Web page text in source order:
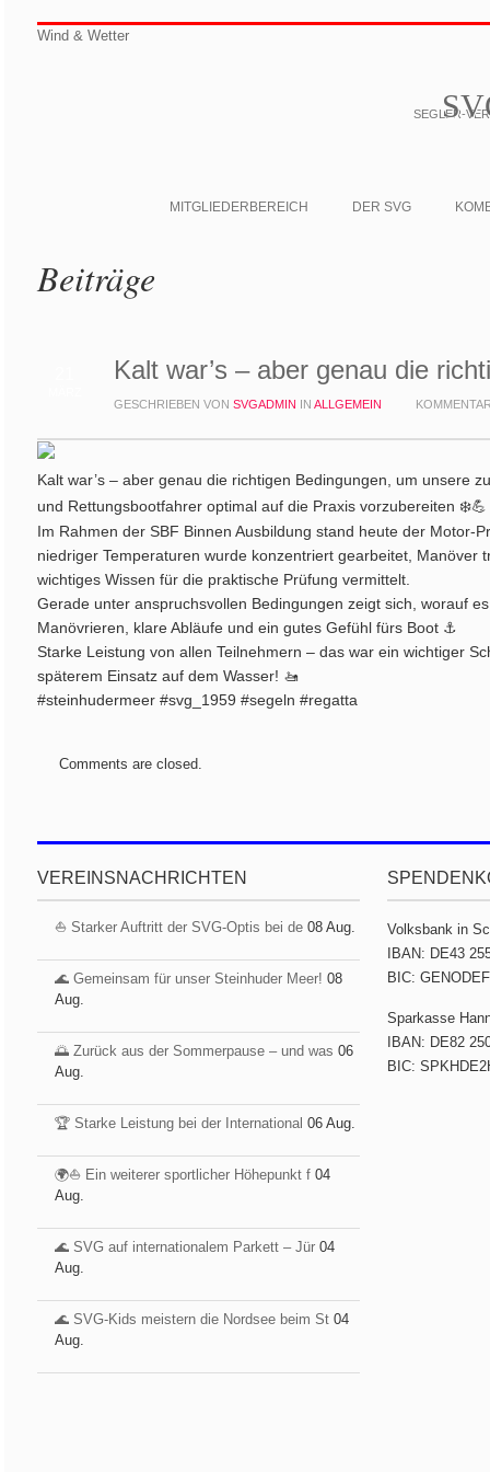
Wind & Wetter
SEGLER-
MITGLIEDERBEREICH DER SVG
Beiträge
Kalt war’s – aber genau die
GESCHRIEBEN VON SVGADMIN IN ALLGEMEIN
Kalt war’s – aber genau die richtigen Bedingungen, um unsere
und Rettungsbootfahrer optimal auf die Praxis vorzubereiten ❄️💪
Im Rahmen der SBF Binnen Ausbildung stand heute der Motor-
niedriger Temperaturen wurde konzentriert gearbeitet, Manöver
wichtiges Wissen für die praktische Prüfung vermittelt.
Gerade unter anspruchsvollen Bedingungen zeigt sich, worauf
Manövrieren, klare Abläufe und ein gutes Gefühl fürs Boot ⚓
Starke Leistung von allen Teilnehmern – das war ein wichtiger
späterem Einsatz auf dem Wasser! 🚤
#steinhudermeer #svg_1959 #segeln #regatta
Comments are closed.
VEREINSNACHRICHTEN
⛵️ Starker Auftritt der SVG-Optis bei de 08 Aug.
🌊 Gemeinsam für unser Steinhuder Meer! 08
Aug.
🌅 Zurück aus der Sommerpause – und was 06
Aug.
🏆 Starke Leistung bei der International 06 Aug.
🌍⛵ Ein weiterer sportlicher Höhepunkt f 04
Aug.
🌊 SVG auf internationalem Parkett – Jür 04
Aug.
🌊 SVG-Kids meistern die Nordsee beim St 04
Aug.
Volksbank in
IBAN: DE43
BIC:
Sparkasse
IBAN: DE82
BIC: